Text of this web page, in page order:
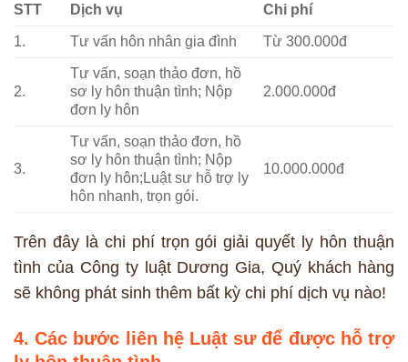
STT Dịch vụ Chi phí
1. Tư vấn hôn nhân gia đình Từ 300.000đ
2.
Tư vấn, soạn thảo đơn, hồ
sơ ly hôn thuận tình; Nộp
đơn ly hôn
2.000.000đ
3.
Tư vấn, soạn thảo đơn, hồ
sơ ly hôn thuận tình; Nộp
đơn ly hôn;Luật sư hỗ trợ ly
hôn nhanh, trọn gói.
10.000.000đ
Trên đây là chi phí trọn gói giải quyết ly hôn thuận
tình của Công ty luật Dương Gia, Quý khách hàng
sẽ không phát sinh thêm bất kỳ chi phí dịch vụ nào!
4. Các bước liên hệ Luật sư để được hỗ trợ